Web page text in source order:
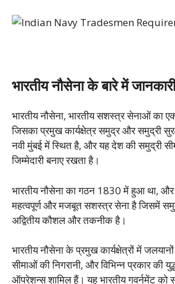
भारतीय नौसेना के बारे में
भारतीय नौसेना, भारतीय सशस्त्र सेनाओं का एक
जिसका प्रमुख कार्यक्षेत्र समुद्र और समुद्री
नवी मुंबई में स्थित है, और यह देश की समुद्री
जिम्मेदारी बनाए रखता है।
भारतीय नौसेना का गठन 1830 में हुआ था, और
महत्वपूर्ण और मजबूत सशस्त्र सेना है जिसमें
अद्वितीय कौशल और तकनीक है।
भारतीय नौसेना के प्रमुख कार्यक्षेत्रों में
सीमाओं की निगरानी, और विभिन्न प्रकार की
ऑपरेशन्स शामिल हैं। यह भारतीय गवर्नमेंट को